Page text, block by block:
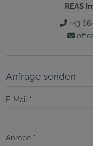
REAS
+43
Anfrage senden
E-Mail
Anrede